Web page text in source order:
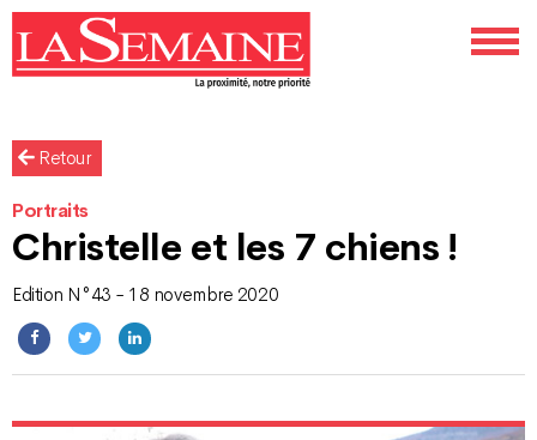
Retour
Portraits
Christelle et les 7 chiens !
Edition N°43 - 18 novembre 2020